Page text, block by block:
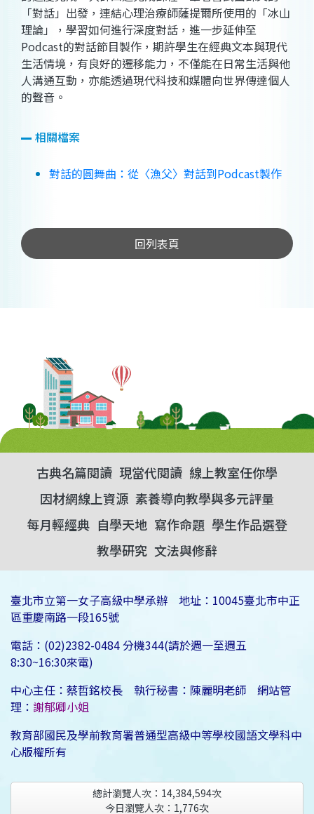
「對話」出發，連結心理治療師薩提爾所使用的「冰山
理論」，學習如何進行深度對話，進一步延伸至
Podcast的對話節目製作，期許學生在經典文本與現代
生活情境，有良好的遷移能力，不僅能在日常生活與他
人溝通互動，亦能透過現代科技和媒體向世界傳達個人
的聲音。
相關檔案
對話的圓舞曲：從〈漁父〉對話到Podcast製作
回列表頁
古典名篇閱讀 現當代閱讀 線上教室任你學
因材網線上資源 素養導向教學與多元評量
每月輕經典 自學天地 寫作命題 學生作品選登
教學研究 文法與修辭
臺北市立第一女子高級中學承辦 地址：10045臺北市中正
區重慶南路一段165號
電話：(02)2382-0484 分機344(請於週一至週五
8:30~16:30來電)
中心主任：蔡哲銘校長 執行秘書：陳麗明老師 網站管
理： 謝郁卿小姐
教育部國民及學前教育署普通型高級中等學校國語文學科中
心版權所有
總計瀏覽人次： 14,384,594次
今日瀏覽人次： 1,776次